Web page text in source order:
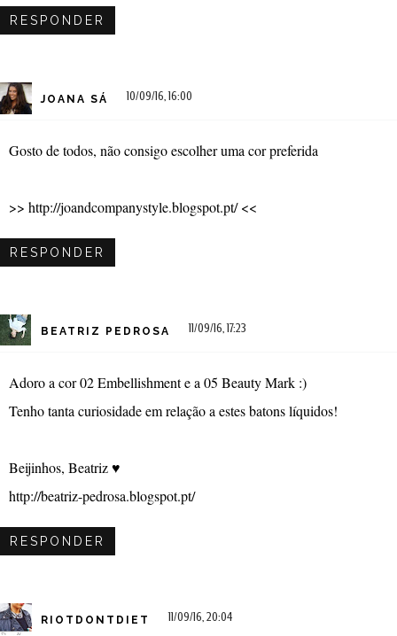
RESPONDER
JOANA SÁ 10/09/16, 16:00
Gosto de todos, não consigo escolher uma cor preferida
>> http://joandcompanystyle.blogspot.pt/ <<
RESPONDER
BEATRIZ PEDROSA 11/09/16, 17:23
Adoro a cor 02 Embellishment e a 05 Beauty Mark :)
Tenho tanta curiosidade em relação a estes batons líquidos!
Beijinhos, Beatriz ♥
http://beatriz-pedrosa.blogspot.pt/
RESPONDER
RIOTDONTDIET 11/09/16, 20:04